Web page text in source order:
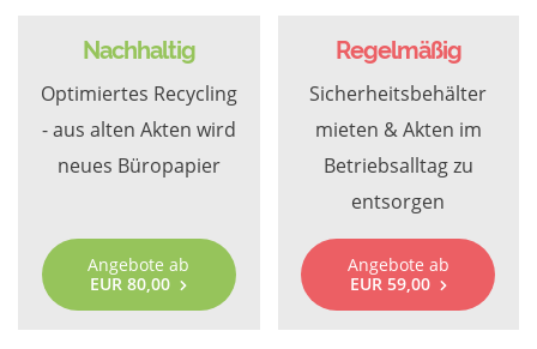
Nachhaltig
Optimiertes Recycling
- aus alten Akten wird
neues Büropapier
Angebote ab
EUR 80,00
Regelmäßig
Sicherheitsbehälter
mieten & Akten im
Betriebsalltag zu
entsorgen
Angebote ab
EUR 59,00